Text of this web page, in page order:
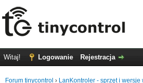
Witaj! Logowanie Rejestracja
Forum tinycontrol › LanKontroler - sprzęt i